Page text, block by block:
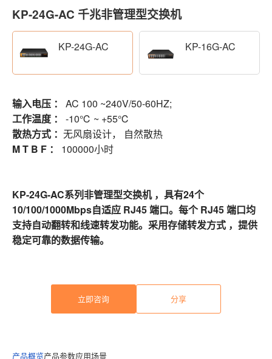
KP-24G-AC 千兆非管理型交换机
KP-24G-AC KP-16G-AC
输入电压 ： AC 100 ~240V/50-60HZ;
工作温度 ： -10℃ ~ +55℃
散热方式 ： 无风扇设计， 自然散热
M T B F ： 100000小时
KP-24G-AC系列非管理型交换机 ，具有24个
10/100/1000Mbps自适应 RJ45 端口。每个 RJ45 端口均
支持自动翻转和线速转发功能。采用存储转发方式 ，提供
稳定可靠的数据传输。
立即咨询 分享
产品概览产品参数应用场景